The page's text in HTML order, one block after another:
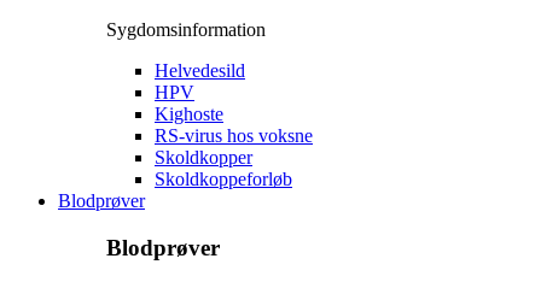
Sygdomsinformation
Helvedesild
HPV
Kighoste
RS-virus hos voksne
Skoldkopper
Skoldkoppeforløb
Blodprøver
Blodprøver